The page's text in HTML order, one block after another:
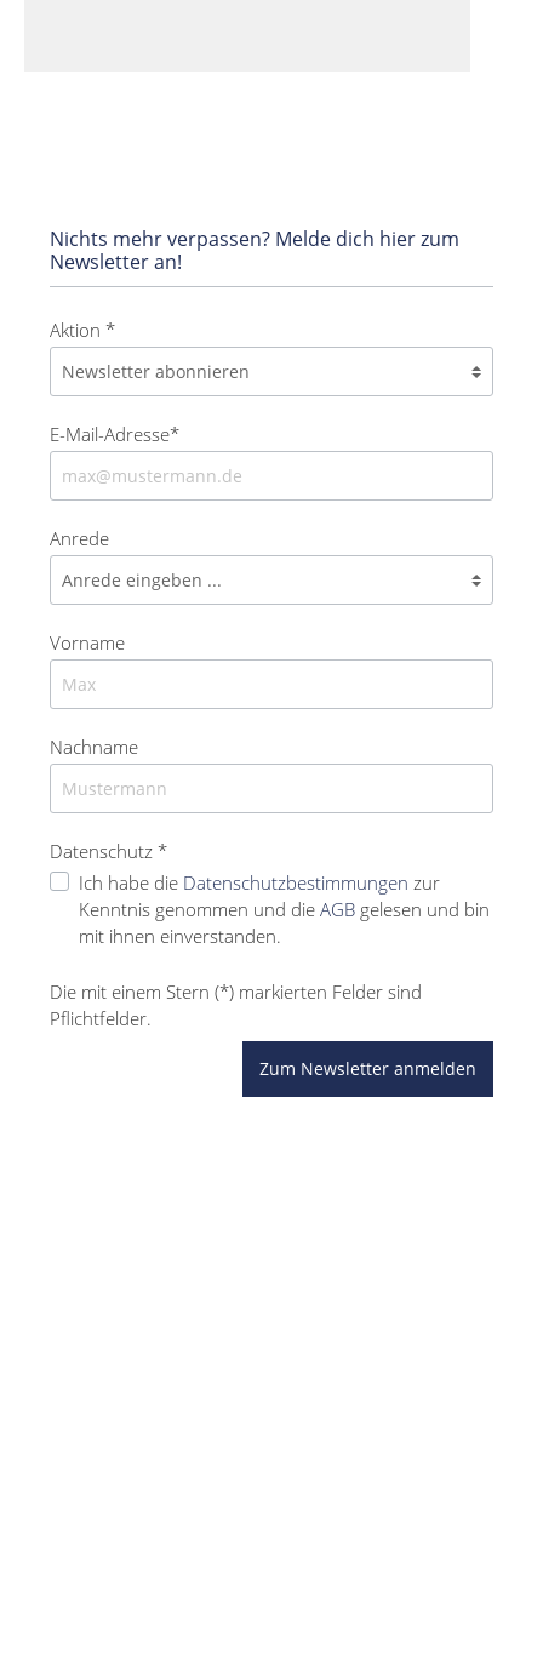
Nichts mehr verpassen? Melde dich hier zum
Newsletter an!
Aktion *
E-Mail-Adresse*
Anrede
Vorname
Nachname
Datenschutz *
Ich habe die Datenschutzbestimmungen zur
Kenntnis genommen und die AGB gelesen und bin
mit ihnen einverstanden.
Die mit einem Stern (*) markierten Felder sind
Pflichtfelder.
Zum Newsletter anmelden